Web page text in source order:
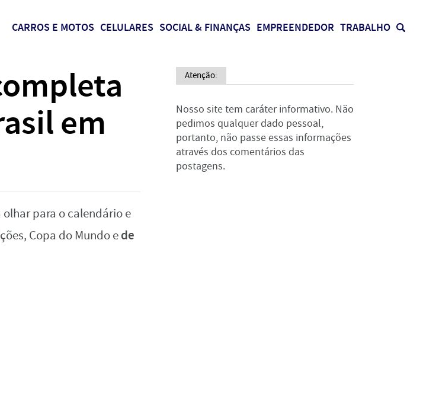
CARROS E MOTOS CELULARES SOCIAL & FINANÇAS EMPREENDEDOR TRABALHO
em
para o calendário e
Copa do Mundo ede
Atenção:
Nosso site tem caráter informativo. Não
pedimos qualquer dado pessoal,
portanto, não passe essas informações
através dos comentários das
postagens.